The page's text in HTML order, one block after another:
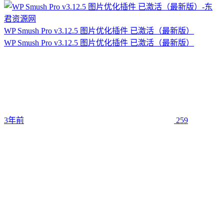
WP Smush Pro v3.12.5 图片优化插件 已激活（最新版）
WP Smush Pro v3.12.5 图片优化插件 已激活（最新版）
3年前 259